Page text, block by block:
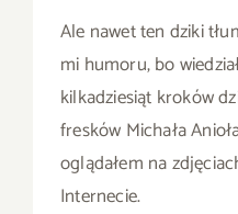
Ale nawet ten dziki
mi humoru, bo
kilkadziesiąt kroków
fresków Michała
oglądałem na
Internecie.